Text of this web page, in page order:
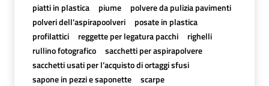
piatti in plastica
piume
polvere da pulizia pavimenti
polveri dell'aspirapoolveri
posate in plastica
profilattici
reggette per legatura pacchi
righelli
rullino fotografico
sacchetti per aspirapolvere
sacchetti usati per l’acquisto di ortaggi sfusi
sapone in pezzi e saponette
scarpe